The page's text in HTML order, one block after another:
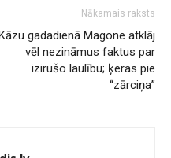
Nākamais raksts
gadadienā Magone atklāj
vēl nezināmus faktus par
izirušo laulību; ķeras pie
“zārciņa”